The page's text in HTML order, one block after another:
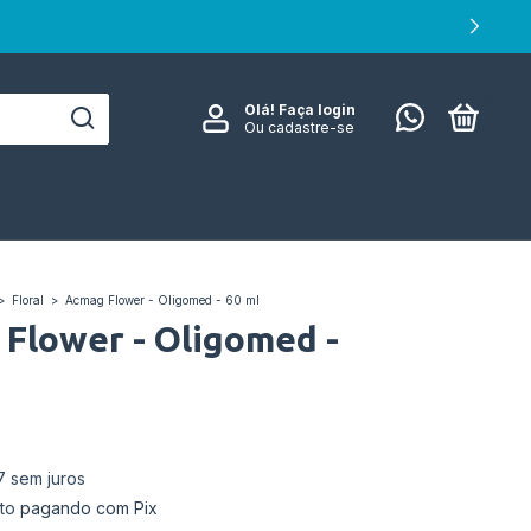
Olá! Faça login
Ou cadastre-se
> Floral > Acmag Flower - Oligomed - 60 ml
Flower - Oligomed -
sem juros
pagando com Pix